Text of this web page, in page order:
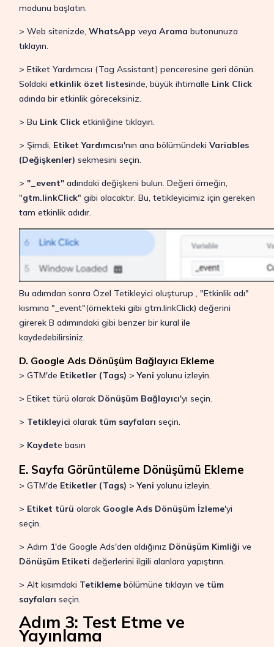
modunu başlatın.
> Web sitenizde, WhatsApp veyaArama butonunuza
tıklayın.
> Etiket Yardımcısı (Tag Assistant) penceresine geri dönün.
Soldaki etkinlik özet listesinde, büyük ihtimalle Link Click
adında bir etkinlik göreceksiniz.
> Bu Link Click etkinliğine tıklayın.
> Şimdi, Etiket Yardımcısı'nın ana bölümündeki Variables
(Değişkenler) sekmesini seçin.
> "_event"adındaki değişkeni bulun. Değeri örneğin,
"gtm.linkClick" gibi olacaktır. Bu, tetikleyicimiz için gereken
tam etkinlik adıdır.
Bu adımdan sonra Özel Tetikleyici oluşturup , "Etkinlik adı"
kısmına "_event"(örnekteki gibi gtm.linkClick) değerini
girerek B adımındaki gibi benzer bir kural ile
kaydedebilirsiniz.
D. Google Ads Dönüşüm Bağlayıcı Ekleme
> GTM'de Etiketler (Tags) >Yeni yolunu izleyin.
> Etiket türü olarak Dönüşüm Bağlayıcı'yı seçin.
> Tetikleyici olarak tüm sayfaları seçin.
> Kaydete basın
E. Sayfa Görüntüleme Dönüşümü Ekleme
> GTM'de Etiketler (Tags) >Yeni yolunu izleyin.
> Etiket türü olarak Google Ads Dönüşüm İzleme'yi
seçin.
> Adım 1'de Google Ads'den aldığınız Dönüşüm Kimliği ve
Dönüşüm Etiketi değerlerini ilgili alanlara yapıştırın.
> Alt kısımdaki Tetiklemebölümüne tıklayın ve tüm
sayfaları seçin.
Adım 3: Test Etme ve
Yayınlama